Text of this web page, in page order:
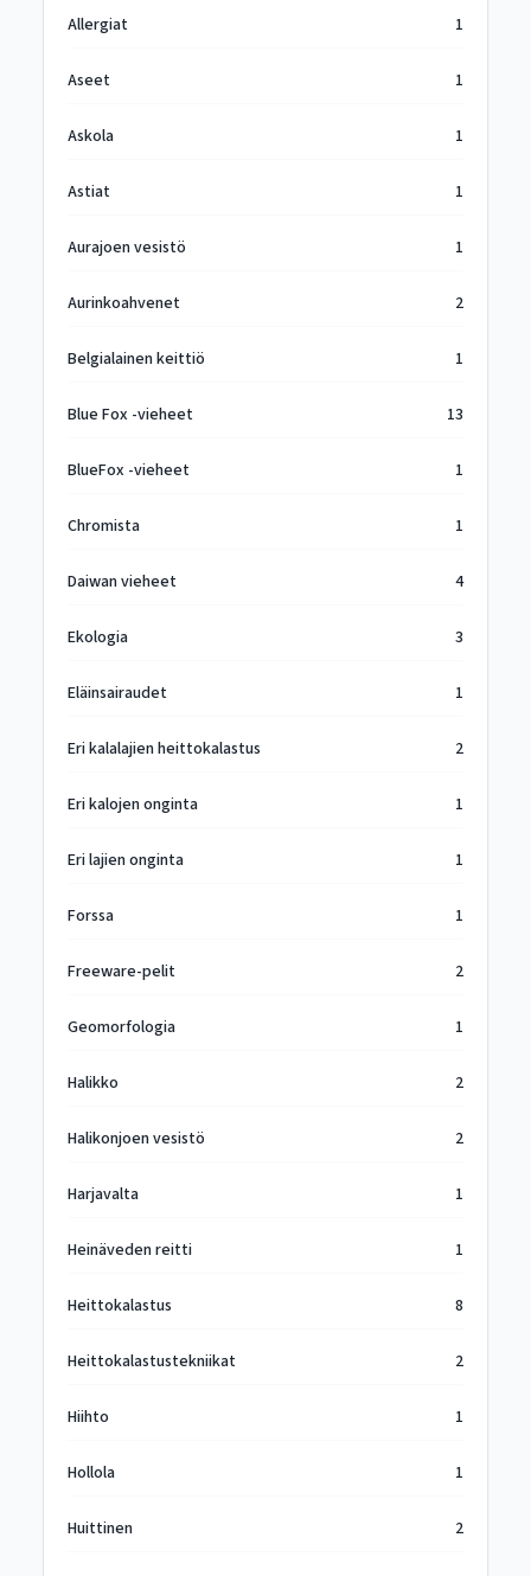
Allergiat 1
Aseet 1
Askola 1
Astiat 1
Aurajoen vesistö 1
Aurinkoahvenet 2
Belgialainen keittiö 1
Blue Fox -vieheet 13
BlueFox -vieheet 1
Chromista 1
Daiwan vieheet 4
Ekologia 3
Eläinsairaudet 1
Eri kalalajien heittokalastus 2
Eri kalojen onginta 1
Eri lajien onginta 1
Forssa 1
Freeware-pelit 2
Geomorfologia 1
Halikko 2
Halikonjoen vesistö 2
Harjavalta 1
Heinäveden reitti 1
Heittokalastus 8
Heittokalastustekniikat 2
Hiihto 1
Hollola 1
Huittinen 2